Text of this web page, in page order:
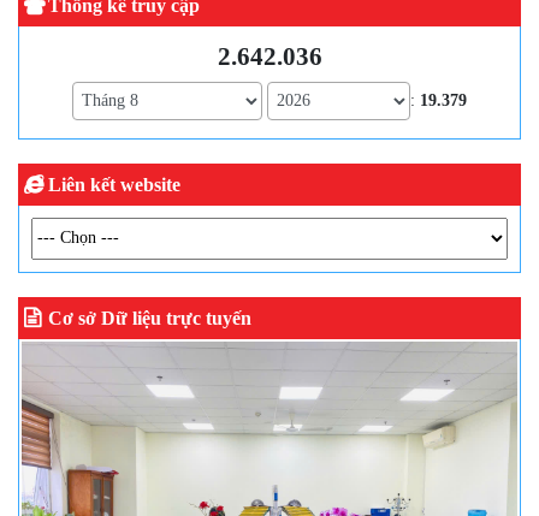
Thống kê truy cập
2.642.036
: 19.379
Liên kết website
Cơ sở Dữ liệu trực tuyến